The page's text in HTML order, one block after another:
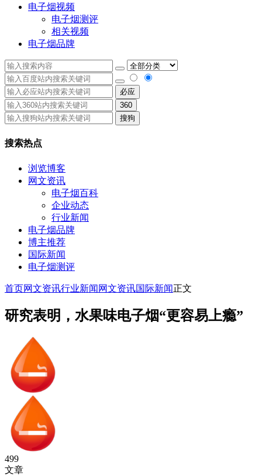
电子烟视频
电子烟测评
相关视频
电子烟品牌
必应
360
搜狗
搜索热点
浏览博客
网文资讯
电子烟百科
企业动态
行业新闻
电子烟品牌
博主推荐
国际新闻
电子烟测评
首页网文资讯行业新闻 网文资讯国际新闻正文
研究表明，水果味电子烟“更容易上瘾”
499
文章